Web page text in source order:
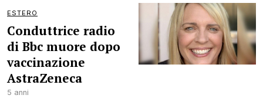
ESTERO
Conduttrice radio
di Bbc muore dopo
vaccinazione
AstraZeneca
5 anni